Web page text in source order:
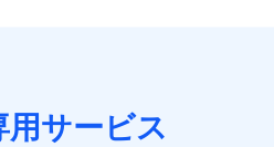
として、保険契約者及び被保険
日、性別、保険契約者と被保険
用サービス